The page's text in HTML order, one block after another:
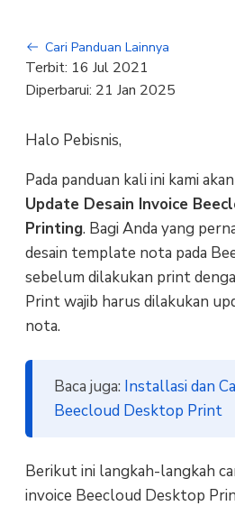
Cari Panduan Lainnya
Terbit: 16 Jul 2021
Diperbarui: 21 Jan 2025
Halo Pebisnis,
Pada panduan kali ini kami
Update Desain Invoice
Printing. Bagi Anda yang
desain template nota pada
sebelum dilakukan print
Print wajib harus dilakukan
nota.
Baca juga: Installasi dan
Beecloud Desktop Print
Berikut ini langkah-langkah
invoice Beecloud Desktop